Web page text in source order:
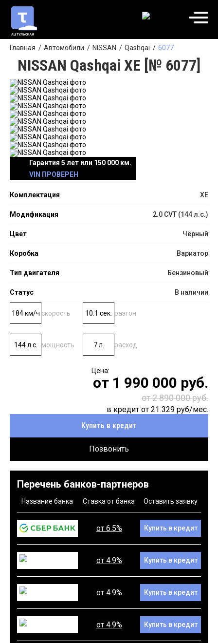
Главная Автомобили NISSAN Qashqai 6077
NISSAN Qashqai XE [№ 6077]
Гарантия 5 лет или 150 000 км.
VIN ПРОВЕРЕН
Комплектация XE
Модификация 2.0 CVT (144 л.с.)
Цвет Чёрный
Коробка Вариатор
Тип двигателя Бензиновый
Статус В наличии
184 км/ч скорость 10.1 сек. разгон
144 л.с. мощность 7 л. расход
от 1 990 000 руб.
от 2 890 000 руб.
в кредит от 21 329 руб/мес.
Купить в кредит
Позвонить
Перечень банков-партнеров
Название банка Ставка от банка Оставить заявку
от 6.5% Купить в кредит
от 4.9% Купить в кредит
от 4.9% Купить в кредит
от 4.9% Купить в кредит